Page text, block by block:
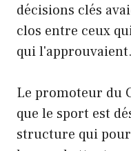
décisions clés
clos entre ceux
qui l'approuvaient.
Le promoteur du
que le sport est
structure qui